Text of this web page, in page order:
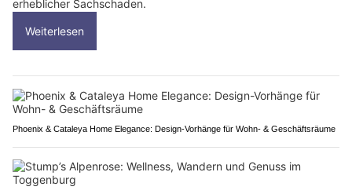
erheblicher Sachschaden.
Weiterlesen
Phoenix & Cataleya Home Elegance: Design-Vorhänge für Wohn- & Geschäftsräume